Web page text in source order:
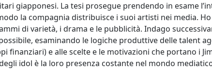
giapponesi. La tesi prosegue prendendo in esame
la compagnia distribuisce i suoi artisti nei media.
di varietà, i drama e le pubblicità. Indago
esaminando le logiche produttive delle talent
finanziari) e alle scelte e le motivazioni che portano i
idol è la loro presenza costante nel mondo